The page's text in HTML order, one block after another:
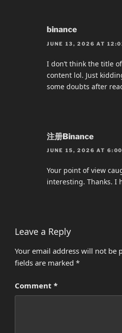
binance
JUNE 13, 2026 AT
I don’t think the title
content lol. Just
some doubts after
注册Binance
JUNE 15, 2026 AT
Your point of view
interesting. Thanks. I
Leave a Reply
Your email address will not be
fields are marked *
Comment *